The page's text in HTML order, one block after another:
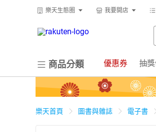
樂天生態圈 我要開店
商品分類 優惠券 抽
樂天首頁 圖書與雜誌 電子書